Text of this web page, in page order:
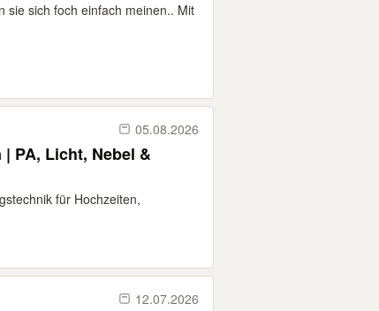
sie sich foch einfach meinen.. Mit
05.08.2026
PA, Licht, Nebel &
für Hochzeiten,
12.07.2026